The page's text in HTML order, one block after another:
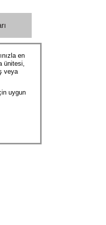
en
ünitesi,
veya
uygun